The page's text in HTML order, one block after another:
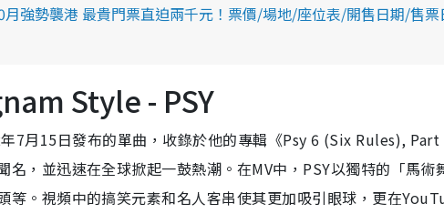
強勢襲港 最貴門票直迫兩千元！票價/場地/座位表/開售日期/售票
Style - PSY
7月15日發布的單曲，收錄於他的專輯《Psy 6 (Six Rules), Part
，並迅速在全球掀起一鼓熱潮。在MV中，PSY以獨特的「馬術
等。視頻中的搞笑元素和名人客串使其更加吸引眼球，更在